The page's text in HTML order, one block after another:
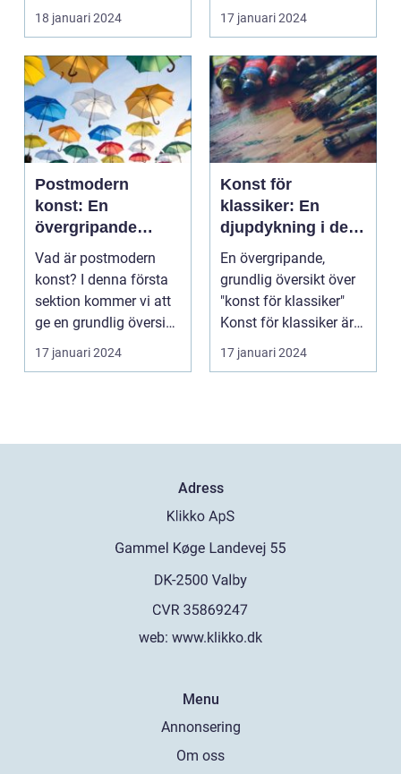
Det är konst...
18 januari 2024
framstående
konstgalleri s...
17 januari 2024
Postmodern
konst: En
övergripande
analys av en
mångfacetterad
rörelse
Vad är postmodern
konst? I denna första
sektion kommer vi att
ge en grundlig översikt
över postmode...
17 januari 2024
Konst för
klassiker: En
djupdykning i den
tidlösa konsten
En övergripande,
grundlig översikt över
"konst för klassiker"
Konst för klassiker är
en genre inom ...
17 januari 2024
Adress
web: www.klikko.dk
Menu
Annonsering
Om oss